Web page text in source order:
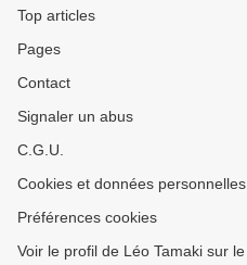
Top articles
Pages
Contact
Signaler un abus
C.G.U.
Cookies et données personnelles
Préférences cookies
Voir le profil de Léo Tamaki sur